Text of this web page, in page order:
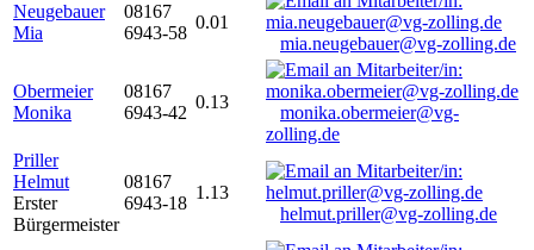
Neugebauer
Mia
08167
6943-58
0.01
mia.neugebauer@vg-zolling.de
Obermeier
Monika
08167
6943-42
0.13
monika.obermeier@vg-
zolling.de
Priller
Helmut
Erster
Bürgermeister
08167
6943-18
1.13
helmut.priller@vg-zolling.de